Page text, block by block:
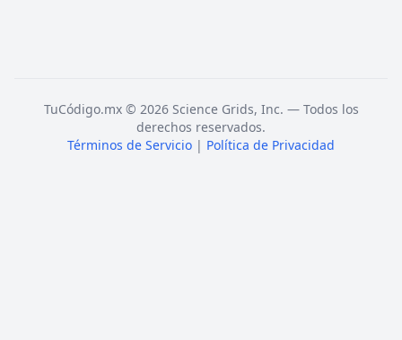
TuCódigo.mx © 2026 Science Grids, Inc. — Todos los
derechos reservados.
Términos de Servicio | Política de Privacidad